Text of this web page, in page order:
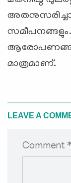
മാത്രമാണ്.
LEAVE A
Comment